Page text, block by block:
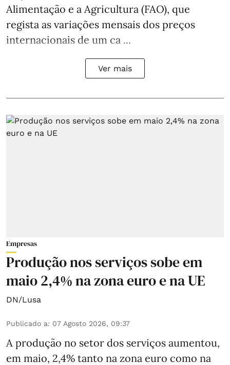
Alimentação e a Agricultura (FAO), que
regista as variações mensais dos preços
internacionais de um ca ...
Ver mais
Empresas
Produção nos serviços sobe em
maio 2,4% na zona euro e na UE
DN/Lusa
Publicado a: 07 Agosto 2026, 09:37
A produção no setor dos serviços aumentou,
em maio, 2,4% tanto na zona euro como na